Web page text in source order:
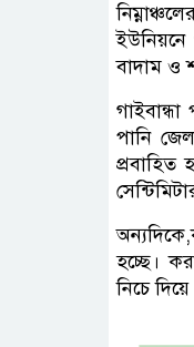
ইউনিয়নে
বাদাম ও
পানি
প্রবাহিত
হচ্ছে।
নিচে